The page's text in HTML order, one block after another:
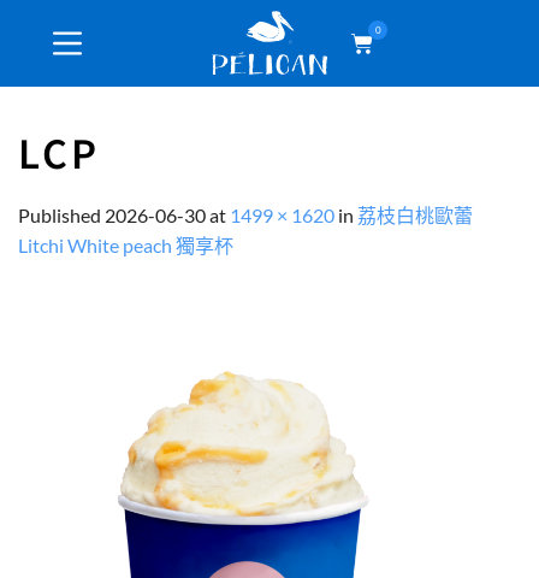
0
LCP
Published 2026-06-30at 1499 × 1620 in 荔枝白桃歐蕾
Litchi White peach 獨享杯